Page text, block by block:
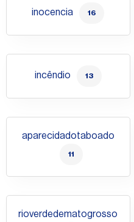
inocencia 16
incêndio 13
aparecidadotaboado
11
rioverdedematogrosso